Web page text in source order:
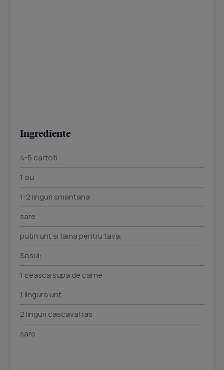
Ingrediente
4-5 cartofi
1 ou
1-2 linguri smantana
sare
putin unt si faina pentru tava.
Sosul:
1 ceasca supa de carne
1 lingura unt
2 linguri cascaval ras
sare